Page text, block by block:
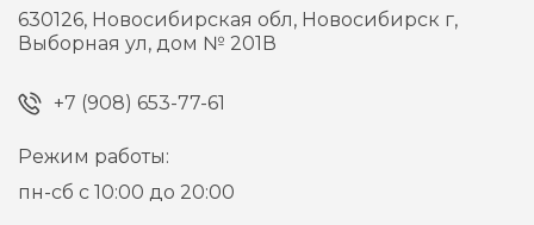
630126, Новосибирская обл, Новосибирск г,
Выборная ул, дом № 201В
+7 (908) 653-77-61
Режим работы:
пн-сб с 10:00 до 20:00